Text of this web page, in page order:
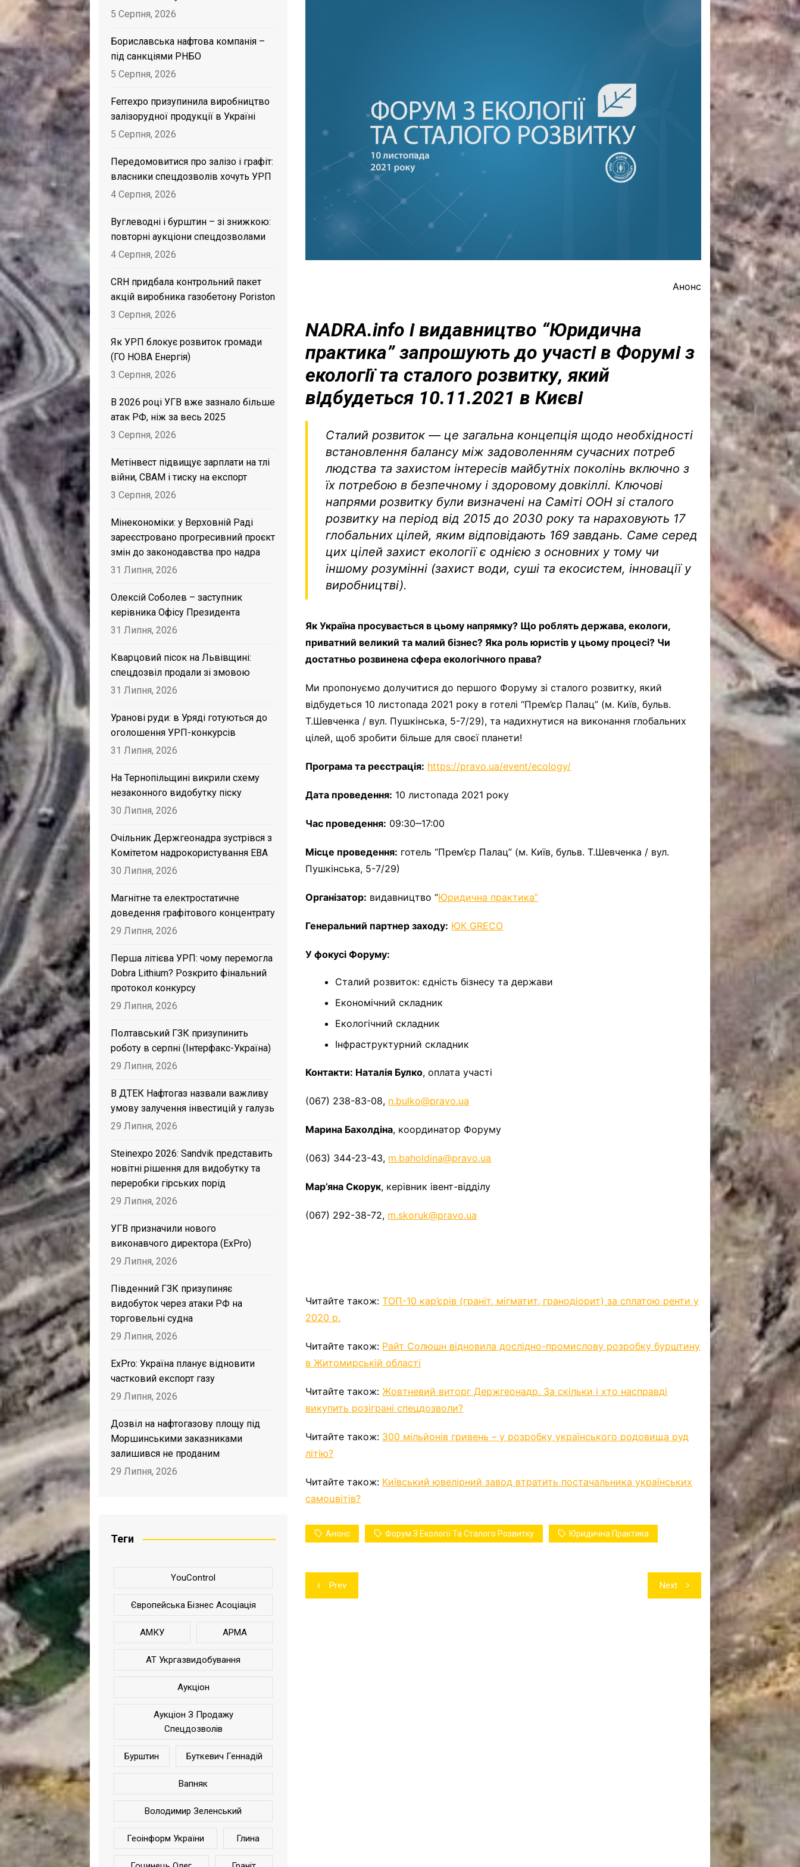
НАДРА ІНШИХ
ПРО ПРОЕКТ
Анонс
NADRA.info і видавництво “Юридична
практика” запрошують до участі в Форумі з
екології та сталого розвитку, який
відбудеться 10.11.2021 в Києві
Сталий розвиток — це загальна концепція щодо необхідності
встановлення балансу між задоволенням сучасних потреб
людства та захистом інтересів майбутніх поколінь включно з
їх потребою в безпечному і здоровому довкіллі. Ключові
напрями розвитку були визначені на Саміті ООН зі сталого
розвитку на період від 2015 до 2030 року та нараховують 17
глобальних цілей, яким відповідають 169 завдань. Саме серед
цих цілей захист екології є однією з основних у тому чи
іншому розумінні (захист води, суші та екосистем, інновації у
виробництві).
Як Україна просувається в цьому напрямку? Що роблять держава, екологи,
приватний великий та малий бізнес? Яка роль юристів у цьому процесі? Чи
достатньо розвинена сфера екологічного права?
Ми пропонуємо долучитися до першого Форуму зі сталого розвитку, який
відбудеться 10листопада 2021 року в готелі “Прем’єр Палац” (м. Київ, бульв.
Т.Шевченка / вул. Пушкінська, 5-7/29), та надихнутися на виконання глобальних
цілей, щоб зробити більше для своєї планети!
Програма та реєстрація: https://pravo.ua/event/ecology/
Дата проведення: 10 листопада 2021 року
Час проведення: 09:30‒17:00
Місце проведення: готель “Прем’єр Палац” (м. Київ, бульв. Т.Шевченка / вул.
Пушкінська, 5-7/29)
Організатор: видавництво “Юридична практика”
Генеральний партнер заходу: ЮК GRECO
У фокусі Форуму:
Сталий розвиток: єдність бізнесу та держави
Економічний складник
Екологічний складник
Інфраструктурний складник
Контакти: Наталія Булко, оплата участі
(067) 238-83-08, n.bulko@pravo.ua
Марина Бахолдіна, координатор Форуму
(063) 344-23-43, m.baholdina@pravo.ua
Мар’яна Скорук, керівник івент-відділу
(067) 292-38-72, m.skoruk@pravo.ua
Читайте також:ТОП-10 кар’єрів (граніт, мігматит, гранодіорит) за сплатою ренти у
2020 р.
Читайте також: Райт Солюшн відновила дослідно-промислову розробку бурштину
в Житомирській області
Читайте також:Жовтневий виторг Держгеонадр. За скільки і хто насправді
викупить розіграні спецдозволи?
Читайте також: 300 мільйонів гривень – у розробку українського родовища руд
літію?
Читайте також: Київський ювелірний завод втратить постачальника українських
самоцвітів?
Анонс Форум З Екології Та Сталого Розвитку Юридична Практика
Навігація
записів
Prev Next
5 Серпня, 2026
Бориславська нафтова компанія –
під санкціями РНБО
5 Серпня, 2026
Ferrexpo призупинила виробництво
залізорудної продукції в Україні
5 Серпня, 2026
Передомовитися про залізо і графіт:
власники спецдозволів хочуть УРП
4 Серпня, 2026
Вуглеводні і бурштин – зі знижкою:
повторні аукціони спецдозволами
4 Серпня, 2026
CRH придбала контрольний пакет
акцій виробника газобетону Poriston
3 Серпня, 2026
Як УРП блокує розвиток громади
(ГО НОВА Енергія)
3 Серпня, 2026
В 2026 році УГВ вже зазнало більше
атак РФ, ніж за весь 2025
3 Серпня, 2026
Метінвест підвищує зарплати на тлі
війни, CBAM і тиску на експорт
3 Серпня, 2026
Мінекономіки: у Верховній Раді
зареєстровано прогресивний проєкт
змін до законодавства про надра
31 Липня, 2026
Олексій Соболев – заступник
керівника Офісу Президента
31 Липня, 2026
Кварцовий пісок на Львівщині:
спецдозвіл продали зі змовою
31 Липня, 2026
Уранові руди: в Уряді готуються до
оголошення УРП-конкурсів
31 Липня, 2026
На Тернопільщині викрили схему
незаконного видобутку піску
30 Липня, 2026
Очільник Держгеонадра зустрівся з
Комітетом надрокористування EBA
30 Липня, 2026
Магнітне та електростатичне
доведення графітового концентрату
29 Липня, 2026
Перша літієва УРП: чому перемогла
Dobra Lithium? Розкрито фінальний
протокол конкурсу
29 Липня, 2026
Полтавський ГЗК призупинить
роботу в серпні (Інтерфакс-Україна)
29 Липня, 2026
В ДТЕК Нафтогаз назвали важливу
умову залучення інвестицій у галузь
29 Липня, 2026
Steinexpo 2026: Sandvik представить
новітні рішення для видобутку та
переробки гірських порід
29 Липня, 2026
УГВ призначили нового
виконавчого директора (ExPro)
29 Липня, 2026
Південний ГЗК призупиняє
видобуток через атаки РФ на
торговельні судна
29 Липня, 2026
ExPro: Україна планує відновити
частковий експорт газу
29 Липня, 2026
Дозвіл на нафтогазову площу під
Моршинськими заказниками
залишився не проданим
29 Липня, 2026
Теги
YouControl
Європейська Бізнес Асоціація
АМКУ АРМА
АТ Укргазвидобування
Аукціон
Аукціон З Продажу
Спецдозволів
Бурштин Буткевич Геннадій
Вапняк
Володимир Зеленський
Геоінформ України Глина